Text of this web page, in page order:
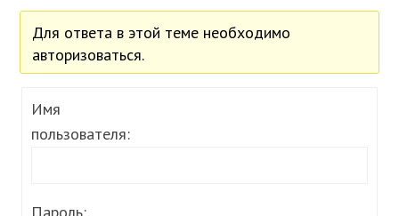
Для ответа в этой теме необходимо
авторизоваться.
Имя
пользователя: